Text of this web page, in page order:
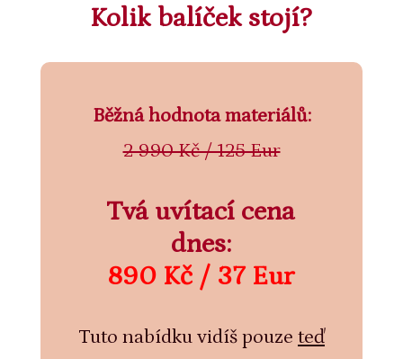
Kolik balíček stojí?
Běžná hodnota materiálů:
2 990 Kč / 125 Eur
Tvá uvítací cena
dnes:
890 Kč / 37 Eur
Tuto nabídku vidíš pouze teď